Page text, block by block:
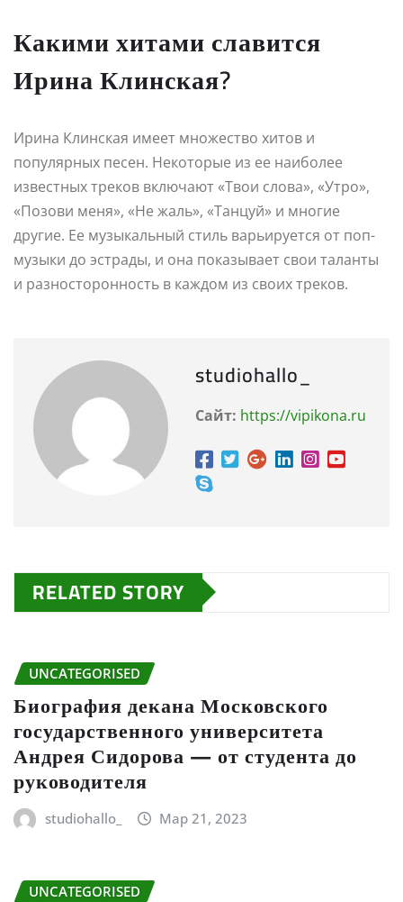
Какими хитами славится
Ирина Клинская?
Ирина Клинская имеет множество хитов и
популярных песен. Некоторые из ее наиболее
известных треков включают «Твои слова», «Утро»,
«Позови меня», «Не жаль», «Танцуй» и многие
другие. Ее музыкальный стиль варьируется от поп-
музыки до эстрады, и она показывает свои таланты
и разносторонность в каждом из своих треков.
studiohallo_
Сайт: https://vipikona.ru
RELATED STORY
UNCATEGORISED
Биография декана Московского
государственного университета
Андрея Сидорова — от студента до
руководителя
studiohallo_ Мар 21, 2023
UNCATEGORISED